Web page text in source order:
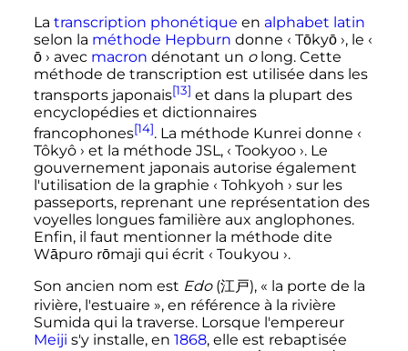
La transcription phonétique en alphabet latin
selon la méthode Hepburn donne ‹ Tōkyō ›, le ‹
ō › avec macron dénotant un olong. Cette
méthode de transcription est utilisée dans les
transports japonais[13] et dans la plupart des
encyclopédies et dictionnaires
francophones[14]. La méthode Kunrei donne ‹
Tôkyô › et la méthode JSL, ‹ Tookyoo ›. Le
gouvernement japonais autorise également
l'utilisation de la graphie ‹ Tohkyoh › sur les
passeports, reprenant une représentation des
voyelles longues familière aux anglophones.
Enfin, il faut mentionner la méthode dite
Wāpuro rōmaji qui écrit ‹ Toukyou ›.
Son ancien nom est Edo (江戸), « la porte de la
rivière, l'estuaire », en référence à la rivière
Sumida qui la traverse. Lorsque l'empereur
Meiji s'y installe, en 1868, elle est rebaptisée